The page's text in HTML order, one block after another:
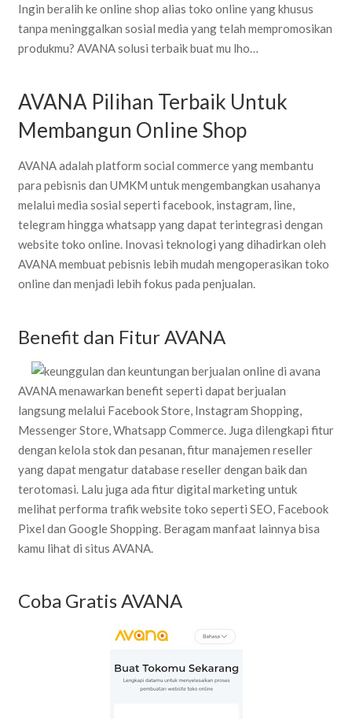
Ingin beralih ke online shop alias toko online yang khusus
tanpa meninggalkan sosial media yang telah mempromosikan
produkmu? AVANA solusi terbaik buat mu lho…
AVANA Pilihan Terbaik Untuk
Membangun Online Shop
AVANA adalah platform social commerce yang membantu
para pebisnis dan UMKM untuk mengembangkan usahanya
melalui media sosial seperti facebook, instagram, line,
telegram hingga whatsapp yang dapat terintegrasi dengan
website toko online. Inovasi teknologi yang dihadirkan oleh
AVANA membuat pebisnis lebih mudah mengoperasikan toko
online dan menjadi lebih fokus pada penjualan.
Benefit dan Fitur AVANA
AVANA menawarkan benefit seperti dapat berjualan
langsung melalui Facebook Store, Instagram Shopping,
Messenger Store, Whatsapp Commerce. Juga dilengkapi fitur
dengan kelola stok dan pesanan, fitur manajemen reseller
yang dapat mengatur database reseller dengan baik dan
terotomasi. Lalu juga ada fitur digital marketing untuk
melihat performa trafik website toko seperti SEO, Facebook
Pixel dan Google Shopping. Beragam manfaat lainnya bisa
kamu lihat di situs AVANA.
Coba Gratis AVANA